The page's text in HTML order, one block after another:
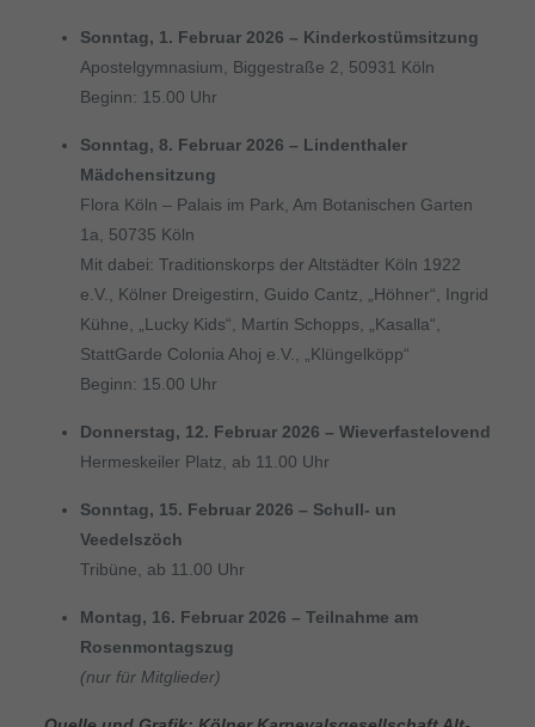
Sonntag, 1. Februar 2026 – Kinderkostümsitzung
Apostelgymnasium, Biggestraße 2, 50931 Köln
Beginn: 15.00 Uhr
Sonntag, 8. Februar 2026 – Lindenthaler
Mädchensitzung
Flora Köln – Palais im Park, Am Botanischen Garten
1a, 50735 Köln
Mit dabei: Traditionskorps der Altstädter Köln 1922
e.V., Kölner Dreigestirn, Guido Cantz, „Höhner“, Ingrid
Kühne, „Lucky Kids“, Martin Schopps, „Kasalla“,
StattGarde Colonia Ahoj e.V., „Klüngelköpp“
Beginn: 15.00 Uhr
Donnerstag, 12. Februar 2026 – Wieverfastelovend
Hermeskeiler Platz, ab 11.00 Uhr
Sonntag, 15. Februar 2026 – Schull- un
Veedelszöch
Tribüne, ab 11.00 Uhr
Montag, 16. Februar 2026 – Teilnahme am
Rosenmontagszug
(nur für Mitglieder)